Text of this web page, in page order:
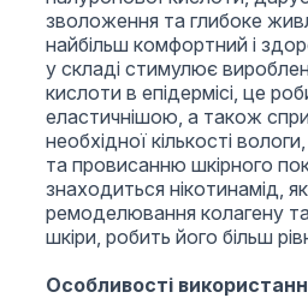
зволоження та глибоке
найбільш комфортний і
у складі стимулює
кислоти в епідермісі, це
еластичнішою, а також
необхідної кількості
та провисанню шкірного
знаходиться нікотинамід,
ремоделювання колагену
шкіри, робить його більш
Особливості